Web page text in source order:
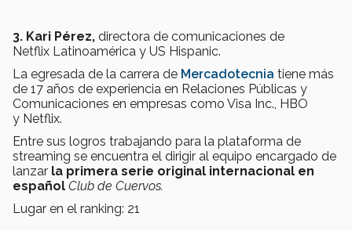
3. Kari Pérez, directora de comunicaciones de
Netflix Latinoamérica y US Hispanic.
La egresada de la carrera de Mercadotecnia tiene más
de 17 años de experiencia en Relaciones Públicas y
Comunicaciones en empresas como Visa Inc., HBO
y Netflix.
Entre sus logros trabajando para la plataforma de
streaming se encuentra el dirigir al equipo encargado de
lanzar la primera serie original internacional en
español Club de Cuervos.
Lugar en el ranking: 21